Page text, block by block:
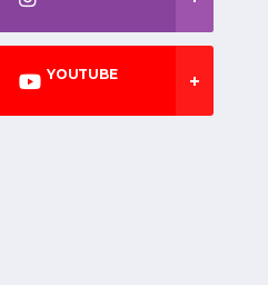
YOUTUBE